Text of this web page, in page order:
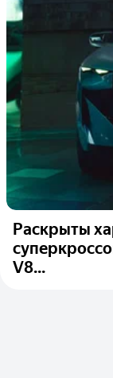
Раскрыты
V8...